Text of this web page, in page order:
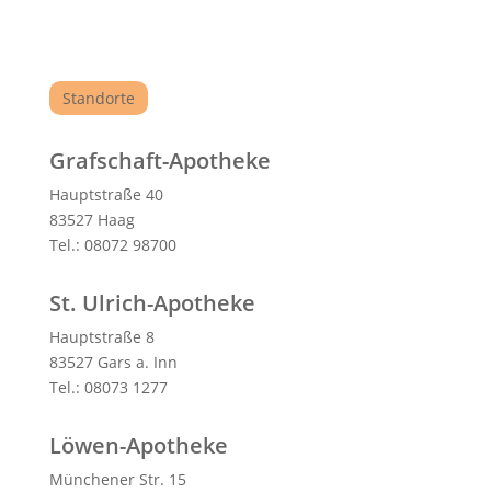
Standorte
Grafschaft-Apotheke
Hauptstraße 40
83527 Haag
Tel.: 08072 98700
St. Ulrich-Apotheke
Hauptstraße 8
83527 Gars a. Inn
Tel.: 08073 1277
Löwen-Apotheke
Münchener Str. 15